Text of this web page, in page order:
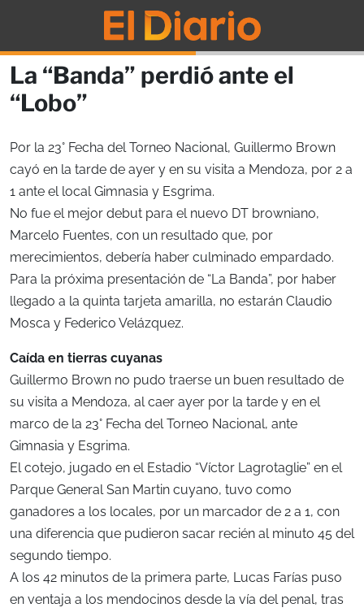
La “Banda” perdió ante el
“Lobo”
Por la 23° Fecha del Torneo Nacional, Guillermo Brown
cayó en la tarde de ayer y en su visita a Mendoza, por 2 a
1 ante el local Gimnasia y Esgrima.
No fue el mejor debut para el nuevo DT browniano,
Marcelo Fuentes, con un resultado que, por
merecimientos, debería haber culminado empardado.
Para la próxima presentación de “La Banda”, por haber
llegado a la quinta tarjeta amarilla, no estarán Claudio
Mosca y Federico Velázquez.
Caída en tierras cuyanas
Guillermo Brown no pudo traerse un buen resultado de
su visita a Mendoza, al caer ayer por la tarde y en el
marco de la 23° Fecha del Torneo Nacional, ante
Gimnasia y Esgrima.
El cotejo, jugado en el Estadio “Víctor Lagrotaglie” en el
Parque General San Martin cuyano, tuvo como
ganadores a los locales, por un marcador de 2 a 1, con
una diferencia que pudieron sacar recién al minuto 45 del
segundo tiempo.
A los 42 minutos de la primera parte, Lucas Farías puso
en ventaja a los mendocinos desde la vía del penal, tras